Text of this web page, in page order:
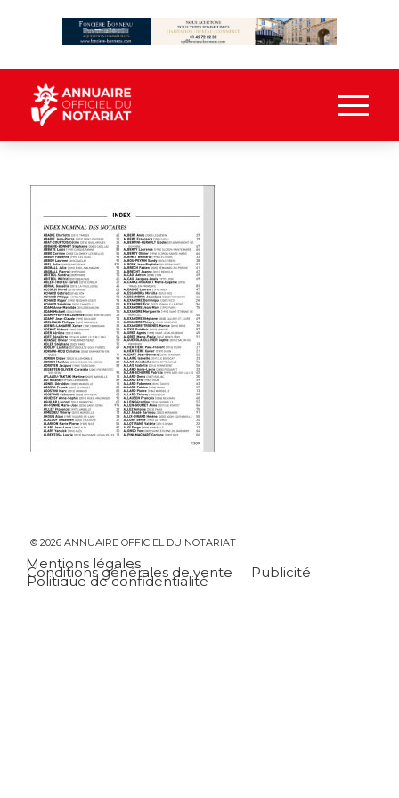
© 2026 ANNUAIRE OFFICIEL DU NOTARIAT
Mentions légales
Conditions générales de vente Publicité
Politique de confidentialité